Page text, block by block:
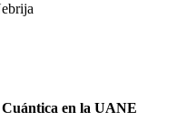
en la UANE